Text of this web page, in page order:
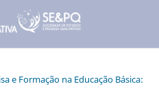
e Formação na Educação Básica: